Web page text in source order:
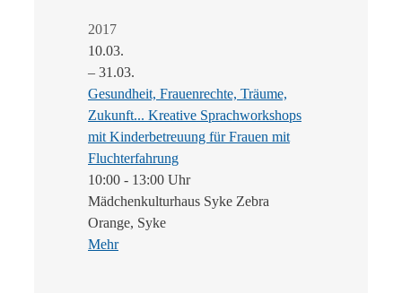
2017
10.03.
– 31.03.
Gesundheit, Frauenrechte, Träume,
Zukunft... Kreative Sprachworkshops
mit Kinderbetreuung für Frauen mit
Fluchterfahrung
10:00 - 13:00 Uhr
Mädchenkulturhaus Syke Zebra
Orange, Syke
Mehr